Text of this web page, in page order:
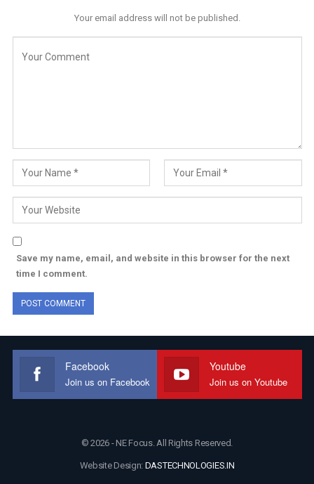
Your email address will not be published.
Save my name, email, and website in this browser for the next
time I comment.
Facebook
Join us on Facebook
Youtube
Join us on Youtube
© 2026 - NE Focus. All Rights Reserved.
Website Design: DASTECHNOLOGIES.IN